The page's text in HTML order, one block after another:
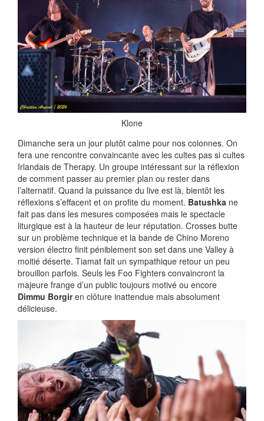
Klone
Dimanche sera un jour plutôt calme pour nos colonnes. On
fera une rencontre convaincante avec les cultes pas si cultes
Irlandais de Therapy. Un groupe intéressant sur la réflexion
de comment passer au premier plan ou rester dans
l’alternatif. Quand la puissance du live est là, bientôt les
réflexions s’effacent et on profite du moment. Batushka ne
fait pas dans les mesures composées mais le spectacle
liturgique est à la hauteur de leur réputation. Crosses butte
sur un problème technique et la bande de Chino Moreno
version électro finit péniblement son set dans une Valley à
moitié déserte. Tiamat fait un sympathique retour un peu
brouillon parfois. Seuls les Foo Fighters convaincront la
majeure frange d’un public toujours motivé ou encore
Dimmu Borgiren clôture inattendue mais absolument
délicieuse.